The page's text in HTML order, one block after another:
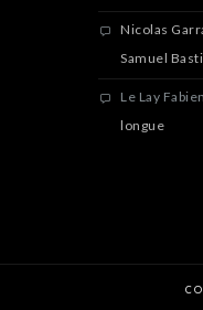
Nicolas
Samuel
Le Lay Fabien
longue